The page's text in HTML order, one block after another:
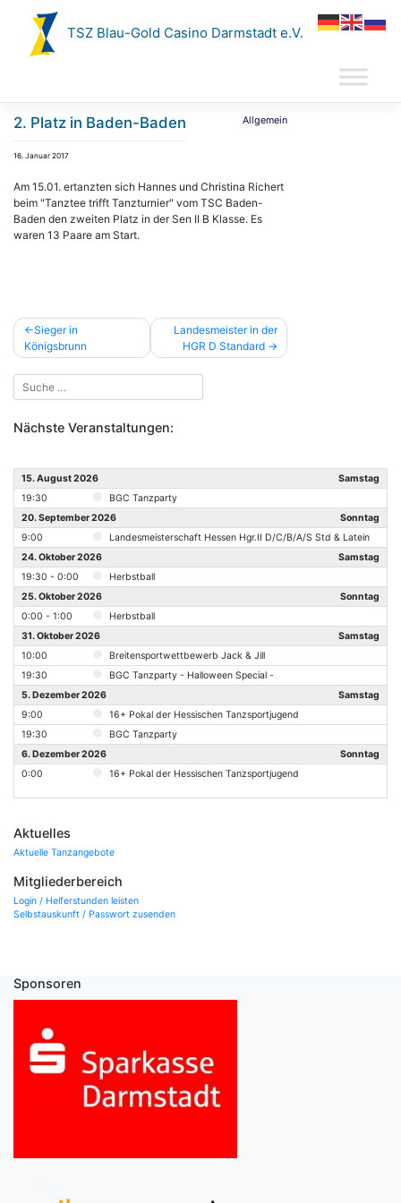
springen
TSZ Blau-Gold Casino Darmstadt e.V.
Nächste Veranstaltungen:
15. August 2026
Samstag
19:30
BGC Tanzparty
20. September 2026
Sonntag
9:00
Landesmeisterschaft Hessen Hgr.II D/C/B/A/S Std & Latein
24. Oktober 2026
Samstag
19:30 - 0:00
Herbstball
25. Oktober 2026
Sonntag
0:00 - 1:00
Herbstball
31. Oktober 2026
Samstag
10:00
Breitensportwettbewerb Jack & Jill
19:30
BGC Tanzparty - Halloween Special -
5. Dezember 2026
Samstag
9:00
16+ Pokal der Hessischen Tanzsportjugend
19:30
BGC Tanzparty
6. Dezember 2026
Sonntag
0:00
16+ Pokal der Hessischen Tanzsportjugend
Aktuelles
Aktuelle Tanzangebote
Mitgliederbereich
Login / Helferstunden leisten
Selbstauskunft / Passwort zusenden
2. Platz in Baden-Baden
16. Januar 2017
Allgemein
Am 15.01. ertanzten sich Hannes und Christina Richert
beim "Tanztee trifft Tanzturnier" vom TSC Baden-
Baden den zweiten Platz in der Sen II B Klasse. Es
waren 13 Paare am Start.
Beitragsnavigation
Sieger in
Königsbrunn
Landesmeister in der
HGR D Standard
Sponsoren